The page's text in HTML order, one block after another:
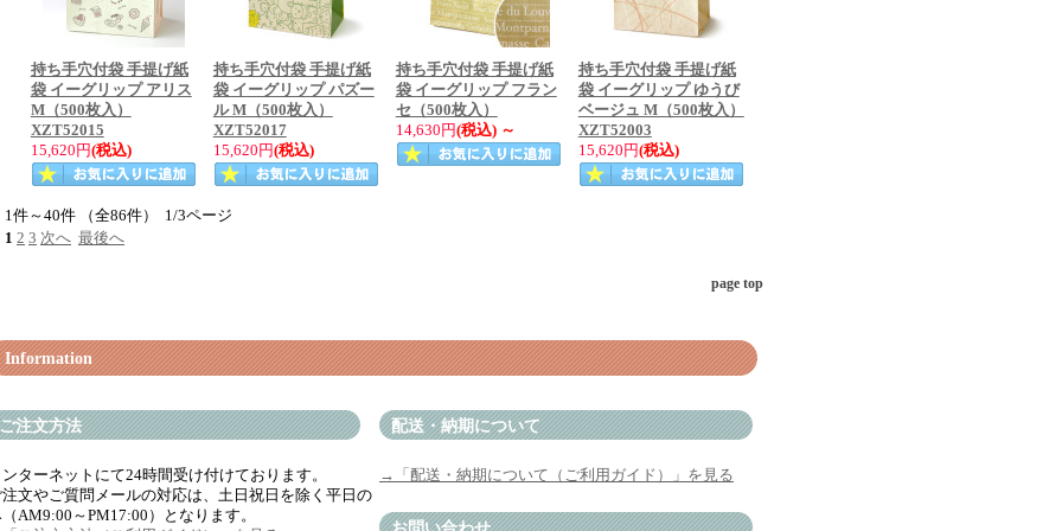
持ち手穴付袋 手提げ紙
袋 イーグリップ アリス
M（500枚入）
XZT52015
15,620円(税込)
持ち手穴付袋 手提げ紙
袋 イーグリップ パズー
ル M（500枚入）
XZT52017
15,620円(税込)
持ち手穴付袋 手提げ紙
袋 イーグリップ フラン
セ（500枚入）
14,630円(税込) ～
持ち手穴付袋 手提げ紙
袋 イーグリップ ゆうび
ベージュ M（500枚入）
XZT52003
15,620円(税込)
1件～40件 （全86件） 1/3ページ
1 2 3 次へ 最後へ
page top
Information
ご注文方法
ターネットにて24時間受け付けております。
文やご質問メールの対応は、土日祝日を除く平日の
AM9:00～PM17:00）となります。
配送・納期について
→「配送・納期について（ご利用ガイド）」を見る